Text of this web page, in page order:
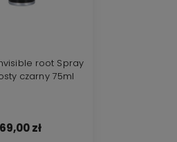
root Spray
czarny 75ml
69,00 zł